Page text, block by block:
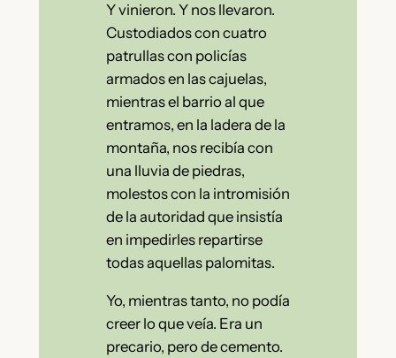
Y vinieron. Y nos llevaron.
Custodiados con cuatro
patrullas con policías
armados en las cajuelas,
mientras el barrio al que
entramos, en la ladera de la
montaña, nos recibía con
una lluvia de piedras,
molestos con la intromisión
de la autoridad que insistía
en impedirles repartirse
todas aquellas palomitas.
Yo, mientras tanto, no podía
creer lo que veía. Era un
precario, pero de cemento.